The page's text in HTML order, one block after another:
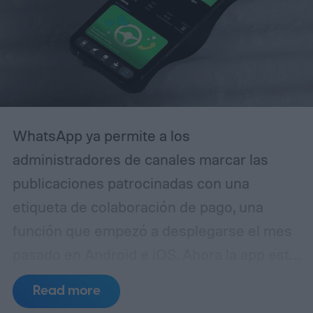
diferencia es que esta campaña se ha
pulido lo suficiente como para que incluso
usuarios experimentados puedan
confundirla con la realidad.
WhatsApp ya permite a los
administradores de canales marcar las
publicaciones patrocinadas con una
etiqueta de colaboración de pago, una
preparando algo similar, pero esta vez
para medios generados por IA. La idea es
Read more